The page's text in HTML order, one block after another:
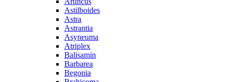
Astilboides
Astra
Astrantia
Asyneuma
Atriplex
Balisamin
Barbarea
Begonia